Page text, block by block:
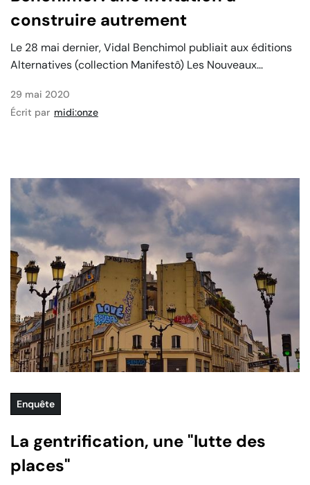
construire autrement
Le 28 mai dernier, Vidal Benchimol publiait aux éditions
Alternatives (collection Manifestô) Les Nouveaux...
29 mai 2020
Écrit par midi:onze
Enquête
La gentrification, une "lutte des
places"